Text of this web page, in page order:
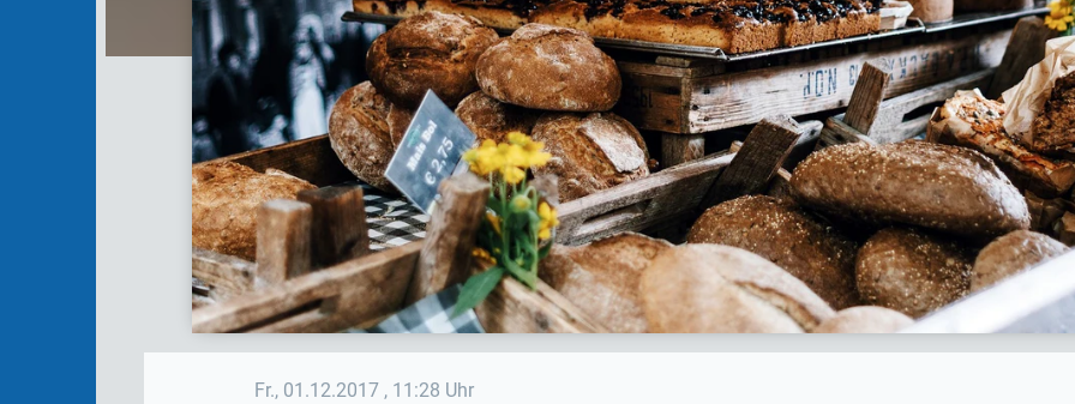
Fr., 01.12.2017 , 11:28 Uhr